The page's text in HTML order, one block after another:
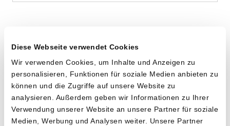
Diese Webseite verwendet Cookies
Wir verwenden Cookies, um Inhalte und Anzeigen zu
personalisieren, Funktionen für soziale Medien anbieten zu
können und die Zugriffe auf unsere Website zu
analysieren. Außerdem geben wir Informationen zu Ihrer
Verwendung unserer Website an unsere Partner für soziale
Medien, Werbung und Analysen weiter. Unsere Partner